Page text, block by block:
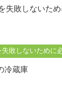
失敗しないた
敗しないために
冷蔵庫